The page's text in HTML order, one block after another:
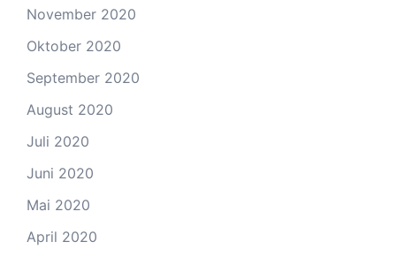
November 2020
Oktober 2020
September 2020
August 2020
Juli 2020
Juni 2020
Mai 2020
April 2020